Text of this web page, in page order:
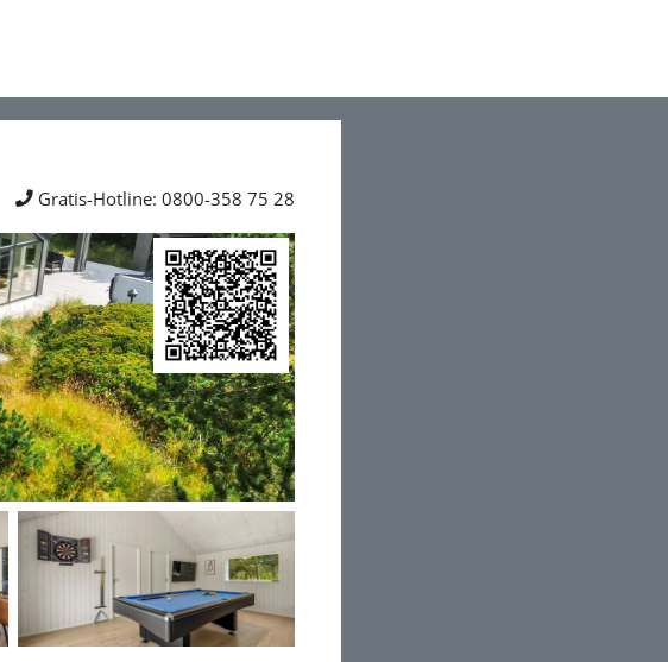
Gratis-Hotline: 0800-358 75 28